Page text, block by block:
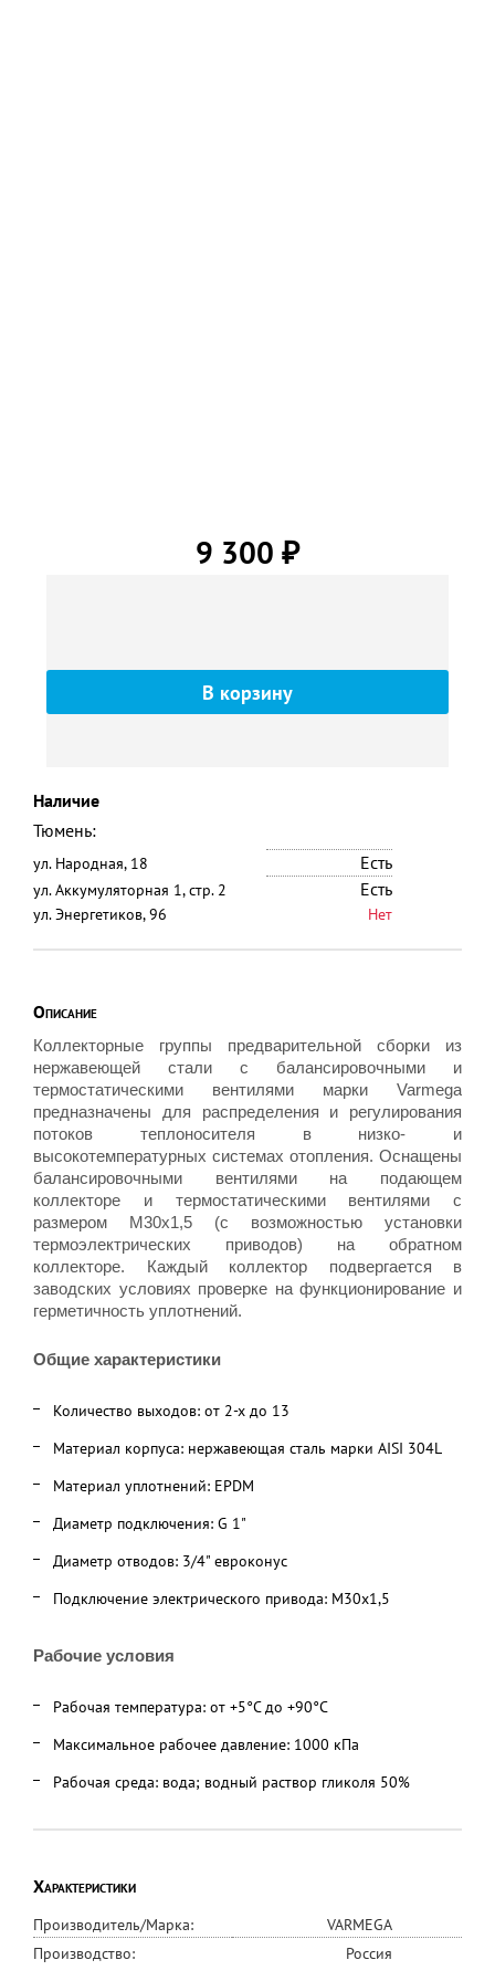
9 300 ₽
Наличие
Тюмень:
ул. Народная, 18 Есть
ул. Аккумуляторная 1, стр. 2 Есть
ул. Энергетиков, 96 Нет
Описание
Коллекторные группы предварительной сборки из
нержавеющей стали с балансировочными и
термостатическими вентилями марки Varmega
предназначены для распределения и регулирования
потоков теплоносителя в низко- и
высокотемпературных системах отопления. Оснащены
балансировочными вентилями на подающем
коллекторе и термостатическими вентилями с
размером M30x1,5 (с возможностью установки
термоэлектрических приводов) на обратном
коллекторе. Каждый коллектор подвергается в
заводских условиях проверке на функционирование и
герметичность уплотнений.
Общие характеристики
Количество выходов: от 2-х до 13
Материал корпуса: нержавеющая сталь марки AISI 304L
Материал уплотнений: EPDM
Диаметр подключения: G 1"
Диаметр отводов: 3/4" евроконус
Подключение электрического привода: M30x1,5
Рабочие условия
Рабочая температура: от +5°C до +90°C
Максимальное рабочее давление: 1000 кПа
Рабочая среда: вода; водный раствор гликоля 50%
Характеристики
Производитель/Марка:
VARMEGA
Производство:
Россия